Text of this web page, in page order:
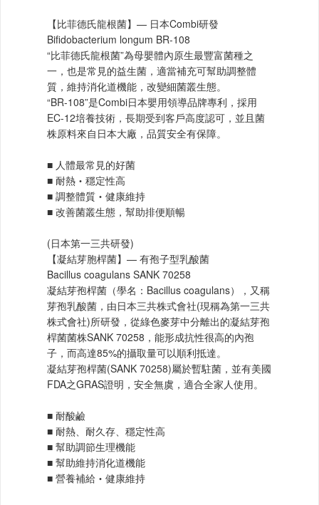
【比菲德氏龍根菌】— 日本Combi研發
Bifidobacterium longum BR-108
“比菲德氏龍根菌”為母嬰體內原生最豐富菌種之
一，也是常見的益生菌，適當補充可幫助調整體
質，維持消化道機能，改變細菌叢生態。
“BR-108”是Combi日本嬰用領導品牌專利，採用
EC-12培養技術，長期受到客戶高度認可，並且菌
株原料來自日本大廠，品質安全有保障。
■ 人體最常見的好菌
■ 耐熱‧穩定性高
■ 調整體質‧健康維持
■ 改善菌叢生態，幫助排便順暢
(日本第一三共研發)
【凝結芽胞桿菌】— 有孢子型乳酸菌
Bacillus coagulans SANK 70258
凝結芽孢桿菌（學名：Bacillus coagulans），又稱
芽孢乳酸菌，由日本三共株式會社(現稱為第一三共
株式會社)所研發，從綠色麥芽中分離出的凝結芽孢
桿菌菌株SANK 70258，能形成抗性很高的內孢
子，而高達85%的攝取量可以順利抵達。
凝結芽孢桿菌(SANK 70258)屬於暫駐菌，並有美國
FDA之GRAS證明，安全無虞，適合全家人使用。
■ 耐酸鹼
■ 耐熱、耐久存、穩定性高
■ 幫助調節生理機能
■ 幫助維持消化道機能
■ 營養補給‧健康維持